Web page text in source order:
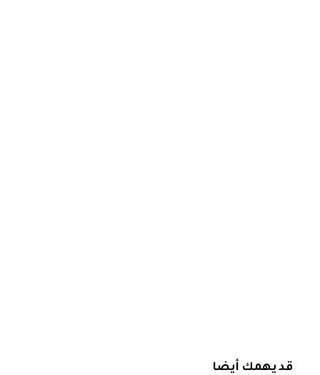
قد يهمك أيضا